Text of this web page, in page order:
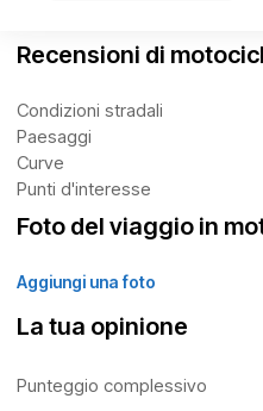
Recensioni di
Condizioni stradali
Paesaggi
Curve
Punti d'interesse
Foto del viaggio in
Aggiungi una foto
La tua opinione
Punteggio complessivo